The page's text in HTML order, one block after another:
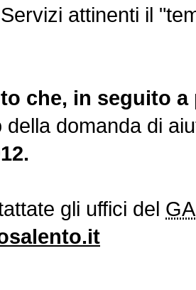
attinenti il
che, in seguito
della domanda di
gli uffici del